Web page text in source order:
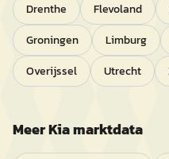
Drenthe Flevoland
Groningen
Limburg
Overijssel
Utrecht
MeerKiamarktdata